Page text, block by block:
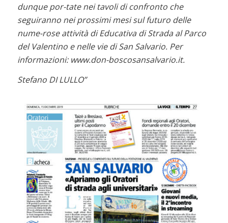
dunque por-tate nei tavoli di confronto che
seguiranno nei prossimi mesi sul futuro delle
nume-rose attività di Educativa di Strada al Parco
del Valentino e nelle vie di San Salvario. Per
informazioni: www.don-boscosansalvario.it.
Stefano DI LULLO”